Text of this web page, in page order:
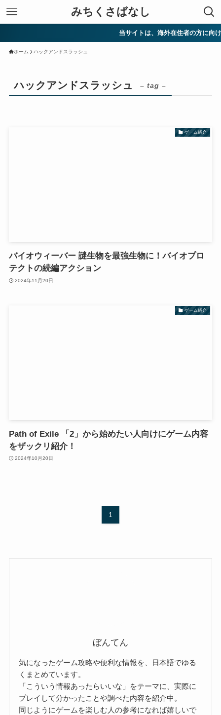
みちくさばなし
当サイトは、海外在住者の方に向け
ホーム ハックアンドスラッシュ
ハックアンドスラッシュ – tag –
ゲーム紹介
バイオウィーバー 謎生物を最強生物に！バイオプロ
テクトの続編アクション
2024年11月20日
ゲーム紹介
Path of Exile 「2」から始めたい人向けにゲーム内容
をザックリ紹介！
2024年10月20日
1
ぼんてん
気になったゲーム攻略や便利な情報を、日本語でゆる
くまとめています。
「こういう情報あったらいいな」をテーマに、実際に
プレイして分かったことや調べた内容を紹介中。
同じようにゲームを楽しむ人の参考になれば嬉しいで